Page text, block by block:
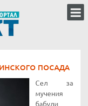
ПОСАДА
Сел за
мучения
бабули